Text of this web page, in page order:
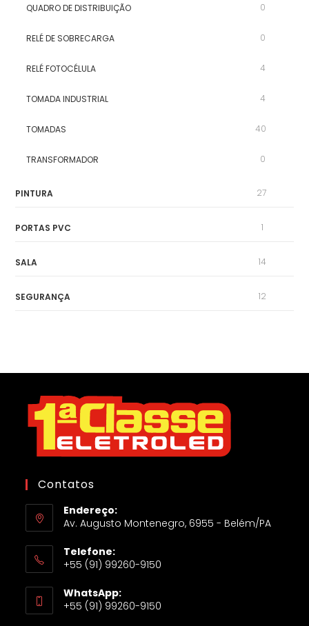
QUADRO DE DISTRIBUIÇÃO 0
RELÉ DE SOBRECARGA 0
RELÉ FOTOCÉLULA 4
TOMADA INDUSTRIAL 4
TOMADAS 40
TRANSFORMADOR 0
PINTURA 27
PORTAS PVC 1
SALA 14
SEGURANÇA 12
Contatos
Endereço:
Av. Augusto Montenegro, 6955 - Belém/PA
Telefone:
+55 (91) 99260-9150
WhatsApp:
+55 (91) 99260-9150